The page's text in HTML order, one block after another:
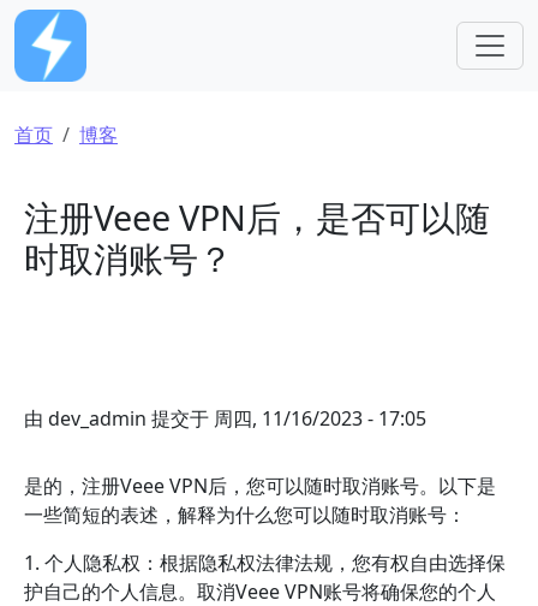
跳转到主要内容
面包屑
首页 博客
注册Veee VPN后，是否可以随
时取消账号？
由 dev_admin 提交于 周四, 11/16/2023 - 17:05
是的，注册Veee VPN后，您可以随时取消账号。以下是
一些简短的表述，解释为什么您可以随时取消账号：
1. 个人隐私权：根据隐私权法律法规，您有权自由选择保
护自己的个人信息。取消Veee VPN账号将确保您的个人